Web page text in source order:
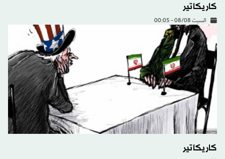
كاريكاتير
السبت 08/08 - 00:05
كاريكاتير